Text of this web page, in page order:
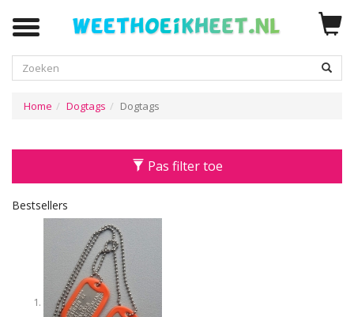
Zoeken
Home Dogtags Dogtags
Pas filter toe
Bestsellers